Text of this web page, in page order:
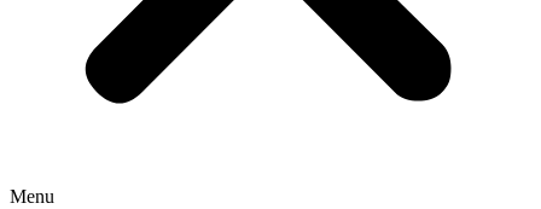
Menu